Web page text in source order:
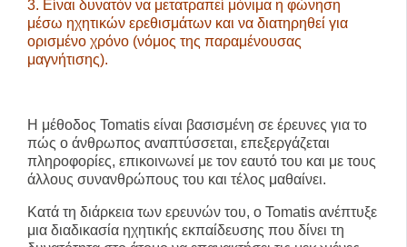
3. Είναι δυνατόν να μετατραπεί μόνιμα η φώνηση
μέσω ηχητικών ερεθισμάτων και να διατηρηθεί για
ορισμένο χρόνο (νόμος της παραμένουσας
μαγνήτισης).
Η μέθοδος Tomatis είναι βασισμένη σε έρευνες για το
πώς ο άνθρωπος αναπτύσσεται, επεξεργάζεται
πληροφορίες, επικοινωνεί με τον εαυτό του και με τους
άλλους συνανθρώπους του και τέλος μαθαίνει.
Κατά τη διάρκεια των ερευνών του, ο Tomatis ανέπτυξε
μια διαδικασία ηχητικής εκπαίδευσης που δίνει τη